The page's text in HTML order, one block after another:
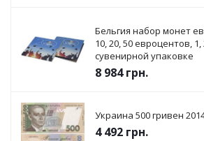
Бельгия набор монет
10, 20, 50 евроцентов,
сувенирной упаковке
8 984грн.
Украина 500 гривен
4 492 грн.